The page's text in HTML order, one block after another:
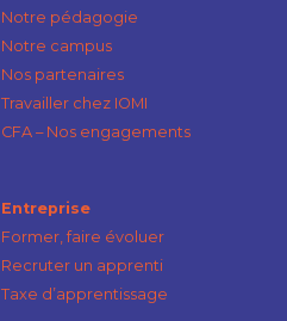
Notre pédagogie
Notre campus
Nos partenaires
Travailler chez IOMI
CFA – Nos engagements
Entreprise
Former, faire évoluer
Recruter un apprenti
Taxe d’apprentissage